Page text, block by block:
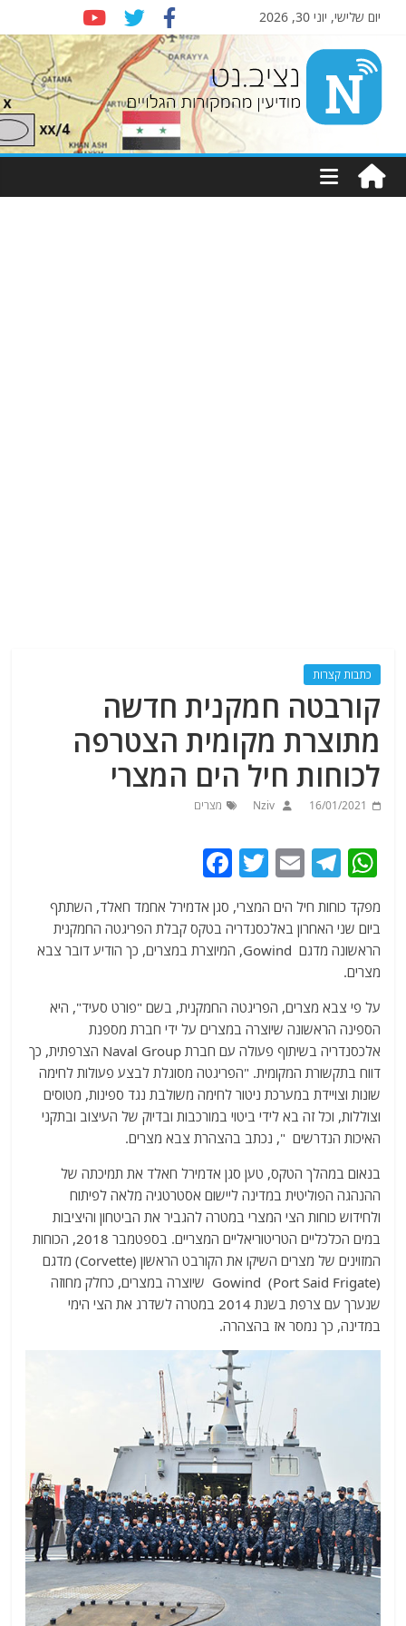
יום שלישי, יוני 30, 2026
Nziv.net
מודיעין
מהמקורות
כתבות קצרות
קורבטה חמקנית חדשה
מתוצרת מקומית הצטרפה
לכוחות חיל הים המצרי
16/01/2021
Nziv מצרים
W
at
s
A
p
p
T
el
e
g
m
E
ai
l
T
itt
er
c
e
o
o
k
מפקד כוחות חיל הים המצרי, סגן אדמירל אחמד חאלד, השתתף
ביום שני האחרון באלכסנדריה בטקס קבלת הפריגטה החמקנית
הראשונה מדגם Gowind, המיוצרת במצרים, כך הודיע ​​דובר צבא
מצרים.
על פי צבא מצרים, הפריגטה החמקנית, בשם "פורט סעיד", היא
הספינה הראשונה שיוצרה במצרים על ידי חברת מספנת
אלכסנדריה בשיתוף פעולה עם חברת Naval Group הצרפתית, כך
דווח בתקשורת המקומית. "הפריגטה מסוגלת לבצע פעולות לחימה
שונות וצויידת במערכת ניטור לחימה משולבת נגד ספינות, מטוסים
וצוללות, וכל זה בא לידי ביטוי במורכבות ובדיוק של העיצוב ובתקני
האיכות הנדרשים ", נכתב בהצהרת צבא מצרים.
בנאום במהלך הטקס, טען סגן אדמירל חאלד את תמיכתה של
ההנהגה הפוליטית במדינה ליישום אסטרטגיה מלאה לפיתוח
ולחידוש כוחות הצי המצרי במטרה להגביר את הביטחון והיציבות
במים הכלכליים הטריטוריאליים המצריים. בספטמבר 2018, הכוחות
המזוינים של מצרים השיקו את הקורבט הראשון (Corvette) מדגם
(Gowind (Port Said Frigate שיוצרה במצרים, כחלק מחוזה
שנערך עם צרפת בשנת 2014 במטרה לשדרג את הצי הימי
במדינה, כך נמסר אז בהצהרה.